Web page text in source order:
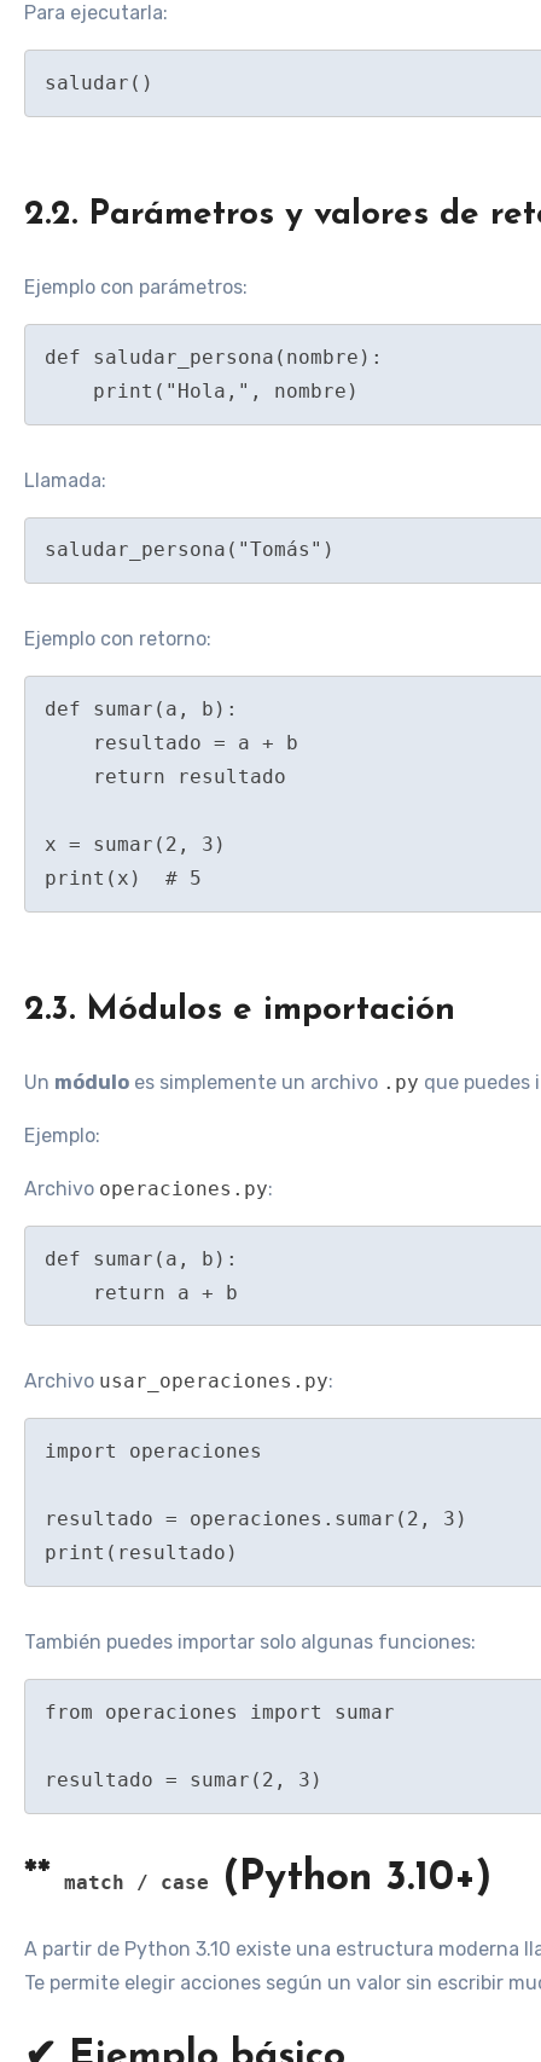
Para ejecutarla:
2.2. Parámetros y valores de
Ejemplo con parámetros:
def saludar_persona(nombre):
Llamada:
Ejemplo con retorno:
def sumar(a, b):
x = sumar(2, 3)
2.3. Módulos e importación
Un módulo es simplemente un archivo .py que puedes
Ejemplo:
Archivo operaciones.py:
def sumar(a, b):
Archivo usar_operaciones.py:
import operaciones
resultado = operaciones.sumar(2, 3)
También puedes importar solo algunas funciones:
from operaciones import sumar
** match / case (Python 3.10+)
A partir de Python 3.10 existe una estructura moderna
Te permite elegir acciones según un valor sin escribir